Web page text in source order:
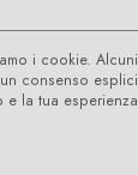
i cookie.
un consenso
e la tua
of service